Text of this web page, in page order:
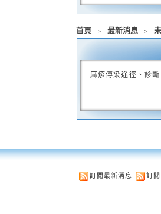
首頁 ﹥ 最新消息 ﹥
麻疹傳染途徑、診
訂閱最新消息 訂